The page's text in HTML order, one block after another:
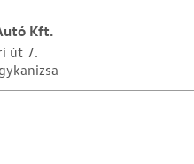
Kft.
út 7.